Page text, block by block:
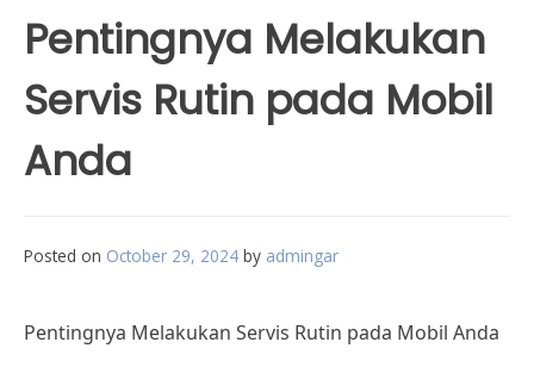
Pentingnya Melakukan
Servis Rutin pada Mobil
Anda
Posted on October 29, 2024 by admingar
Pentingnya Melakukan Servis Rutin pada Mobil Anda